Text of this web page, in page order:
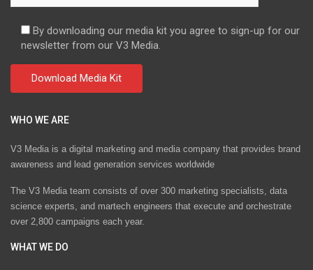
By downloading our media kit you agree to sign-up for our
newsletter from our V3 Media.
WHO WE ARE
V3 Media is a digital marketing and media company that provides brand
awareness and lead generation services worldwide
The V3 Media team consists of over 300 marketing specialists, data
science experts, and martech engineers that execute and orchestrate
over 2,800 campaigns each year.
WHAT WE DO